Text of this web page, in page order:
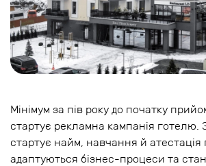
Мінімум за пів року до початку
стартує рекламна кампанія готелю.
стартує найм, навчання й атестація
адаптуються бізнес-процеси та